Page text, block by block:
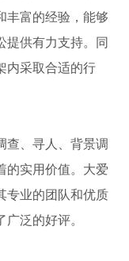
丰富的经验，能够
提供有力支持。同
内采取合适的行
查、寻人、背景调
的实用价值。大爱
专业的团队和优质
泛的好评。